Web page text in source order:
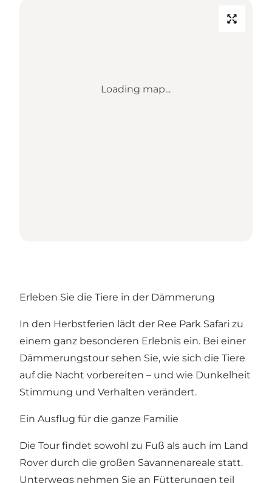
Loading map...
Erleben Sie die Tiere in der Dämmerung
In den Herbstferien lädt der Ree Park Safari zu
einem ganz besonderen Erlebnis ein. Bei einer
Dämmerungstour sehen Sie, wie sich die Tiere
auf die Nacht vorbereiten – und wie Dunkelheit
Stimmung und Verhalten verändert.
Ein Ausflug für die ganze Familie
Die Tour findet sowohl zu Fuß als auch im Land
Rover durch die großen Savannenareale statt.
Unterwegs nehmen Sie an Fütterungen teil